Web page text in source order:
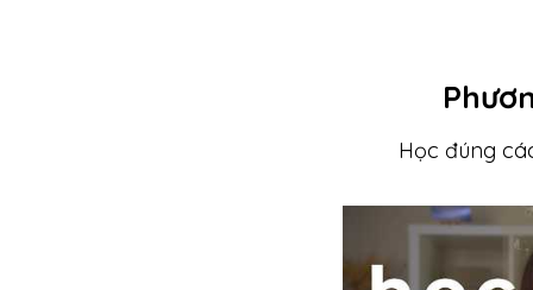
Học đúng